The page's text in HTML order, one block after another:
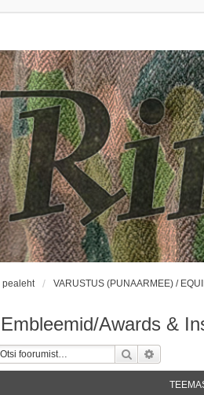
pealeht VARUSTUS (PUNAARMEE) /
Awards &
Otsi